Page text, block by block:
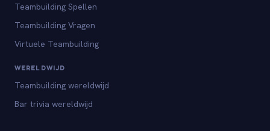
Teambuilding Spellen
Teambuilding Vragen
Virtuele Teambuilding
WERELDWIJD
Teambuilding wereldwijd
Bar trivia wereldwijd